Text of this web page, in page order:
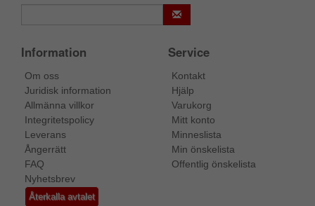
Information
Om oss
Juridisk information
Allmänna villkor
Integritetspolicy
Leverans
Ångerrätt
FAQ
Nyhetsbrev
Återkalla avtalet
Service
Kontakt
Hjälp
Varukorg
Mitt konto
Minneslista
Min önskelista
Offentlig önskelista